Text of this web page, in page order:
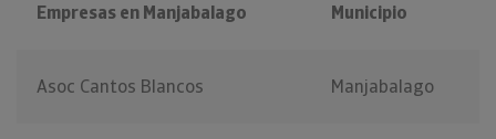
Empresas en Manjabalago Municipio
Asoc Cantos Blancos Manjabalago